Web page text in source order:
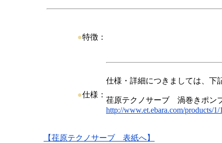
●特徴：
●仕様：
仕様・詳細につきましては、下
荏原テクノサーブ 渦巻きポン
http://www.et.ebara.com/products/1/
【荏原テクノサーブ 表紙へ】